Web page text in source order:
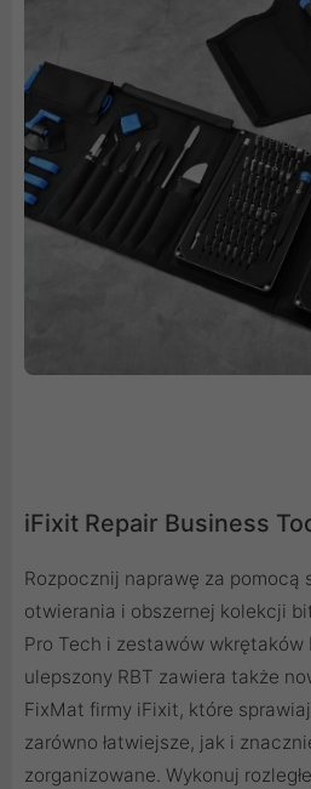
iFixit Repair Business
Rozpocznij naprawę za pomocą
otwierania i obszernej kolekcji
Pro Tech i zestawów wkrętaków
ulepszony RBT zawiera także
FixMat firmy iFixit, które
zarówno łatwiejsze, jak i
zorganizowane. Wykonuj